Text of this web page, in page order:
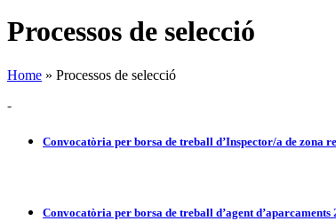
Processos de selecció
Home » Processos de selecció
-
Convocatòria per borsa de treball d’Inspector/a de zona
Convocatòria per borsa de treball d’agent d’aparcaments